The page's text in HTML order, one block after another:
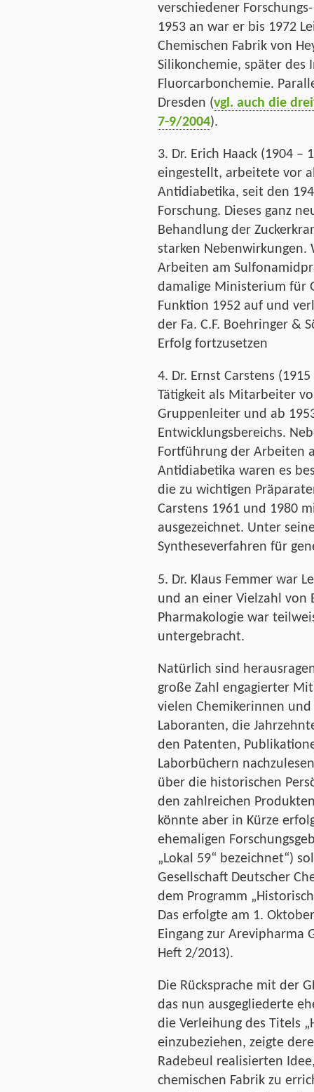
verschiedener
1953 an war er bis 1972
Chemischen Fabrik von
Silikonchemie, später des
Fluorcarbonchemie.
Dresden (vgl. auch die
7-9/2004).
3. Dr. Erich Haack (1904 –
eingestellt, arbeitete vor
Antidiabetika, seit den
Forschung. Dieses ganz
Behandlung der
starken Nebenwirkungen.
Arbeiten am
damalige Ministerium für
Funktion 1952 auf und
der Fa. C.F. Boehringer &
Erfolg fortzusetzen
4. Dr. Ernst Carstens
Tätigkeit als Mitarbeiter
Gruppenleiter und ab
Entwicklungsbereichs.
Fortführung der Arbeiten
Antidiabetika waren es
die zu wichtigen
Carstens 1961 und 1980
ausgezeichnet. Unter
Syntheseverfahren für
5. Dr. Klaus Femmer war
und an einer Vielzahl von
Pharmakologie war
untergebracht.
Natürlich sind
große Zahl engagierter
vielen Chemikerinnen
Laboranten, die
den Patenten,
Laborbüchern
über die historischen
den zahlreichen
könnte aber in Kürze
ehemaligen
„Lokal 59“ bezeichnet“)
Gesellschaft Deutscher
dem Programm
Das erfolgte am 1.
Eingang zur Arevipharma
Heft 2/2013).
Die Rücksprache mit der
das nun ausgegliederte
die Verleihung des Titels
einzubeziehen, zeigte
Radebeul realisierten
chemischen Fabrik zu